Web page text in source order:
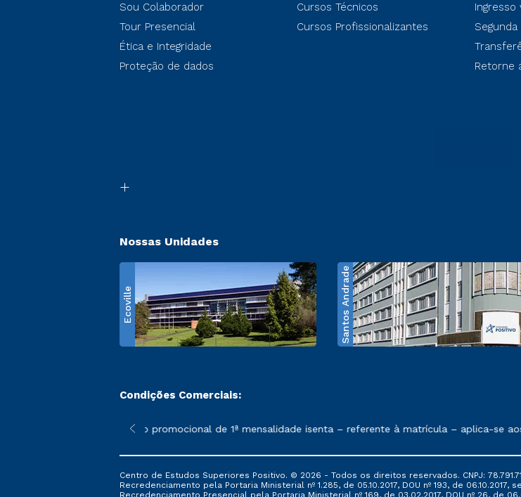
Sou Colaborador
Tour Presencial
Ética e Integridade
Proteção de dados
Cursos Técnicos
Cursos Profissionalizantes
Ingresso
Segunda
Retorne
Nossas Unidades
Ecoville Santos Andrade
Condições Comerciais:
sofrer alterações nos períodos de rematrícula conforme exposto no contrato de prestação de
*A condição promocional de 1ª mensalidade isenta – referente à matrícula – aplica-se aos
Centro de Estudos Superiores Positivo. © 2026 - Todos os direitos reservados. CNPJ:
Recredenciamento pela Portaria Ministerial nº 1.285, de 05.10.2017, DOU nº 193, de 06.10.2017,
Recredenciamento Presencial ​pela Portaria Ministerial nº 169, de 03.02.2017, DOU nº 26, de